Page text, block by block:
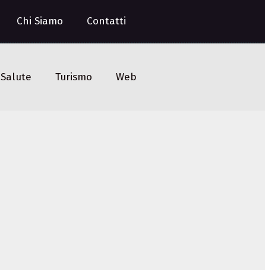
Chi Siamo Contatti
Salute Turismo Web